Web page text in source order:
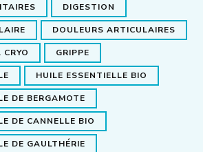
DIGESTION
DOULEURS ARTICULAIRES
CRYO GRIPPE
HUILE ESSENTIELLE BIO
DE BERGAMOTE
DE CANNELLE BIO
DE GAULTHÉRIE